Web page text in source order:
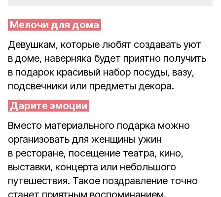
Мелочи для дома
Девушкам, которые любят создавать уют
в доме, наверняка будет приятно получить
в подарок красивый набор посуды, вазу,
подсвечники или предметы декора.
Дарите эмоции
Вместо материального подарка можно
организовать для женщины ужин
в ресторане, посещение театра, кино,
выставки, концерта или небольшого
путешествия. Такое поздравление точно
станет приятным воспоминанием.